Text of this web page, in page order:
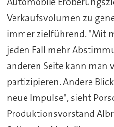
Verkaufsvolumen zu
immer zielführend. "Mit
jeden Fall mehr
anderen Seite kann man
partizipieren. Andere
neue Impulse", sieht
Produktionsvorstand